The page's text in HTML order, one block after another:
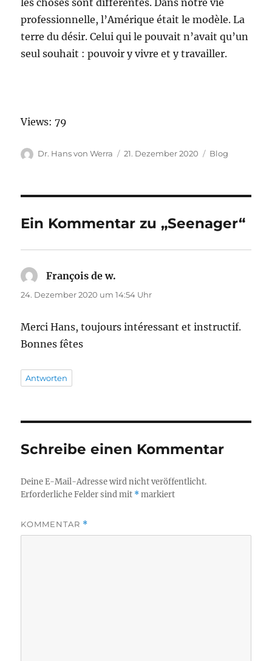
les choses sont différentes. Dans notre vie
professionnelle, l’Amérique était le modèle. La
terre du désir. Celui qui le pouvait n’avait qu’un
seul souhait : pouvoir y vivre et y travailler.
Views: 79
Autor
Dr. Hans von Werra
Veröffentlicht
21. Dezember 2020 Kategorien
Blog
Ein Kommentar zu „Seenager“
François de w.
24. Dezember 2020 um 14:54 Uhr
Merci Hans, toujours intéressant et instructif.
Bonnes fêtes
Antworten
Schreibe einen Kommentar
Deine E-Mail-Adresse wird nicht veröffentlicht.
Erforderliche Felder sind mit *markiert
KOMMENTAR *